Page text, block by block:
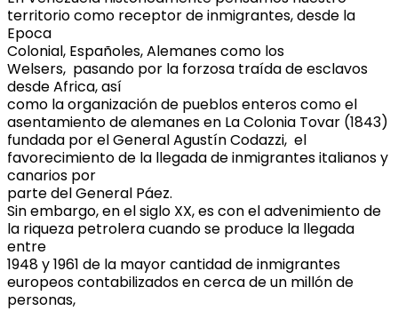
territorio como receptor de inmigrantes, desde la
Epoca
Colonial, Españoles, Alemanes como los
Welsers, pasando por la forzosa traída de esclavos
desde Africa, así
como la organización de pueblos enteros como el
asentamiento de alemanes en La Colonia Tovar (1843)
fundada por el General Agustín Codazzi, el
favorecimiento de la llegada de inmigrantes italianos y
canarios por
parte del General Páez.
Sin embargo, en el siglo XX, es con el advenimiento de
la riqueza petrolera cuando se produce la llegada
entre
1948 y 1961 de la mayor cantidad de inmigrantes
europeos contabilizados en cerca de un millón de
personas,